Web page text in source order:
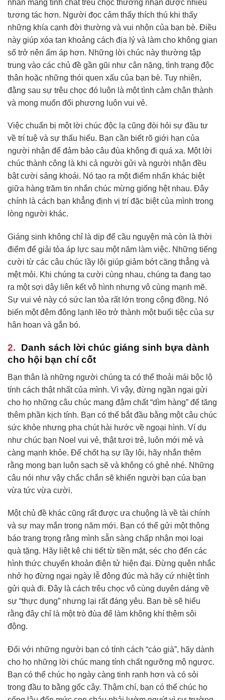
nhắn mang tính chất trêu chọc thường nhận được nhiều
tương tác hơn. Người đọc cảm thấy thích thú khi thấy
những khía cạnh đời thường và vui nhộn của bạn bè. Điều
này giúp xóa tan khoảng cách địa lý và làm cho không gian
số trở nên ấm áp hơn. Những lời chúc này thường tập
trung vào các chủ đề gần gũi như cân nặng, tình trạng độc
thân hoặc những thói quen xấu của bạn bè. Tuy nhiên,
đằng sau sự trêu chọc đó luôn là một tình cảm chân thành
và mong muốn đối phương luôn vui vẻ.
Việc chuẩn bị một lời chúc độc lạ cũng đòi hỏi sự đầu tư
về trí tuệ và sự thấu hiểu. Bạn cần biết rõ giới hạn của
người nhận để đảm bảo câu đùa không đi quá xa. Một lời
chúc thành công là khi cả người gửi và người nhận đều
bật cười sảng khoái. Nó tạo ra một điểm nhấn khác biệt
giữa hàng trăm tin nhắn chúc mừng giống hệt nhau. Đây
chính là cách bạn khẳng định vị trí đặc biệt của mình trong
lòng người khác.
Giáng sinh không chỉ là dịp để cầu nguyện mà còn là thời
điểm để giải tỏa áp lực sau một năm làm việc. Những tiếng
cười từ các câu chúc lầy lội giúp giảm bớt căng thẳng và
mệt mỏi. Khi chúng ta cười cùng nhau, chúng ta đang tạo
ra một sợi dây liên kết vô hình nhưng vô cùng mạnh mẽ.
Sự vui vẻ này có sức lan tỏa rất lớn trong cộng đồng. Nó
biến một đêm đông lạnh lẽo trở thành một buổi tiệc của sự
hân hoan và gắn bó.
Danh sách lời chúc giáng sinh bựa dành
cho hội bạn chí cốt
Bạn thân là những người chúng ta có thể thoải mái bộc lộ
tính cách thật nhất của mình. Vì vậy, đừng ngần ngại gửi
cho họ những câu chúc mang đậm chất “dìm hàng” để tăng
thêm phần kịch tính. Bạn có thể bắt đầu bằng một câu chúc
sức khỏe nhưng pha chút hài hước về ngoại hình. Ví dụ
như chúc bạn Noel vui vẻ, thật tươi trẻ, luôn mới mẻ và
càng mạnh khỏe. Để chốt hạ sự lầy lội, hãy nhắn thêm
rằng mong bạn luôn sạch sẽ và không có ghẻ nhé. Những
câu nói như vậy chắc chắn sẽ khiến người bạn của bạn
vừa tức vừa cười.
Một chủ đề khác cũng rất được ưa chuộng là về tài chính
và sự may mắn trong năm mới. Bạn có thể gửi một thông
báo trang trọng rằng mình sẵn sàng chấp nhận mọi loại
quà tặng. Hãy liệt kê chi tiết từ tiền mặt, séc cho đến các
hình thức chuyển khoản điện tử hiện đại. Đừng quên nhắc
nhở họ đừng ngại ngày lễ đông đúc mà hãy cứ nhiệt tình
gửi quà đi. Đây là cách trêu chọc vô cùng duyên dáng về
sự “thực dụng” nhưng lại rất đáng yêu. Bạn bè sẽ hiểu
rằng đây chỉ là một trò đùa để làm không khí thêm sôi
động.
Đối với những người bạn có tính cách “cáo già”, hãy dành
cho họ những lời chúc mang tính chất ngưỡng mộ ngược.
Bạn có thể chúc họ ngày càng tinh ranh hơn và có sỏi
trong đầu to bằng gốc cây. Thậm chí, bạn có thể chúc họ